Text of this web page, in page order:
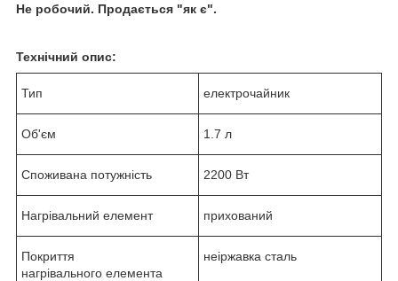
Не робочий. Продається "як є".
Технічний опис:
Тип електрочайник
Об'єм 1.7 л
Споживана потужність 2200 Вт
Нагрівальний елемент прихований
Покриття
нагрівального елемента
неіржавка сталь